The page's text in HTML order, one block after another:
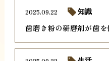
歯磨き粉の研磨剤が歯
2025.09.22 知識